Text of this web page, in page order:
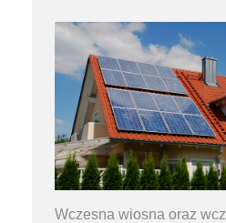
Wczesna wiosna oraz